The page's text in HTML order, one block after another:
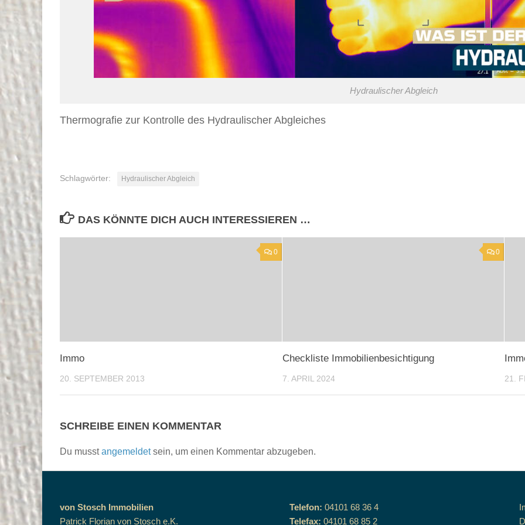
Hydraulischer Abgleich
Thermografie zur Kontrolle des Hydraulischer Abgleiches
Schlagwörter: Hydraulischer Abgleich
DAS KÖNNTE DICH AUCH INTERESSIEREN …
0
Immo
20. SEPTEMBER 2013
0
Checkliste Immobilienbesichtigung
7. APRIL 2024 21.
SCHREIBE EINEN KOMMENTAR
Du musstangemeldetsein, um einen Kommentar abzugeben.
von Stosch Immobilien
Patrick Florian von Stosch e.K.
Telefon: 04101 68 36 4
Telefax: 04101 68 85 2